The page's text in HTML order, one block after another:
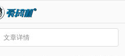
文章详情